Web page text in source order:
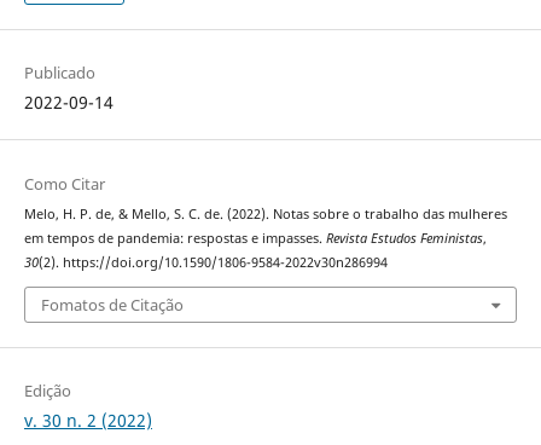
Publicado
2022-09-14
Como Citar
Melo, H. P. de, & Mello, S. C. de. (2022). Notas sobre o trabalho das mulheres
em tempos de pandemia: respostas e impasses. Revista Estudos Feministas,
30(2). https://doi.org/10.1590/1806-9584-2022v30n286994
Fomatos de Citação
Edição
v. 30 n. 2 (2022)